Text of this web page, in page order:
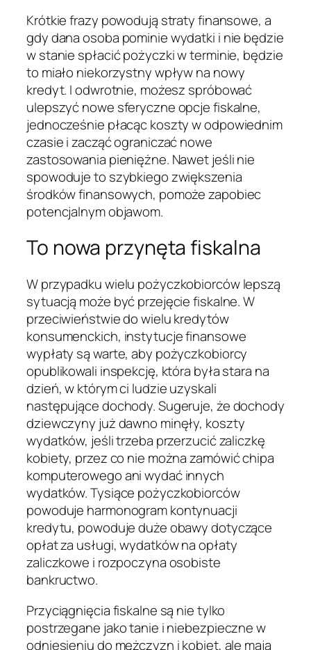
Krótkie frazy powodują straty finansowe, a
gdy dana osoba pominie wydatki i nie będzie
w stanie spłacić pożyczki w terminie, będzie
to miało niekorzystny wpływ na nowy
kredyt. I odwrotnie, możesz spróbować
ulepszyć nowe sferyczne opcje fiskalne,
jednocześnie płacąc koszty w odpowiednim
czasie i zacząć ograniczać nowe
zastosowania pieniężne. Nawet jeśli nie
spowoduje to szybkiego zwiększenia
środków finansowych, pomoże zapobiec
potencjalnym objawom.
To nowa przynęta fiskalna
W przypadku wielu pożyczkobiorców lepszą
sytuacją może być przejęcie fiskalne. W
przeciwieństwie do wielu kredytów
konsumenckich, instytucje finansowe
wypłaty są warte, aby pożyczkobiorcy
opublikowali inspekcję, która była stara na
dzień, w którym ci ludzie uzyskali
następujące dochody. Sugeruje, że dochody
dziewczyny już dawno minęły, koszty
wydatków, jeśli trzeba przerzucić zaliczkę
kobiety, przez co nie można zamówić chipa
komputerowego ani wydać innych
wydatków. Tysiące pożyczkobiorców
powoduje harmonogram kontynuacji
kredytu, powoduje duże obawy dotyczące
opłat za usługi, wydatków na opłaty
zaliczkowe i rozpoczyna osobiste
bankructwo.
Przyciągnięcia fiskalne są nie tylko
postrzegane jako tanie i niebezpieczne w
odniesieniu do mężczyzn i kobiet, ale mają